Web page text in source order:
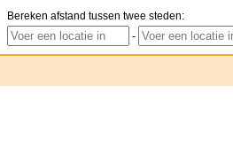
Bereken afstand tussen twee steden:
-